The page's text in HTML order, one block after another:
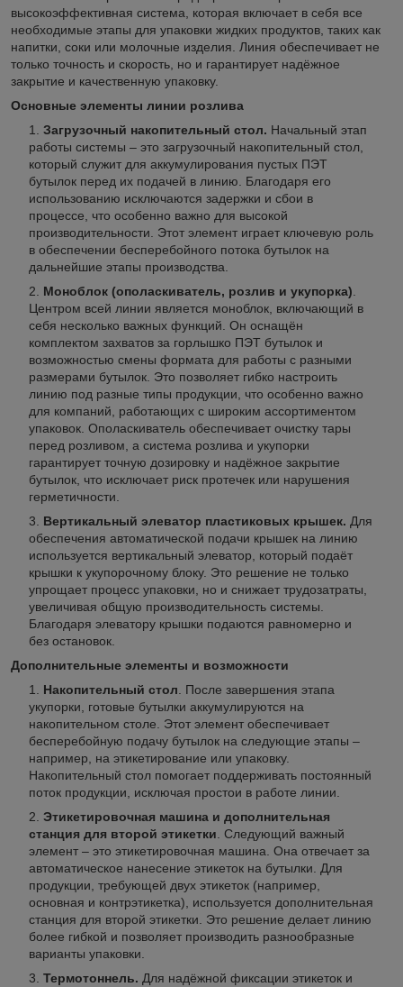
высокоэффективная система, которая включает в себя все
необходимые этапы для упаковки жидких продуктов, таких как
напитки, соки или молочные изделия. Линия обеспечивает не
только точность и скорость, но и гарантирует надёжное
закрытие и качественную упаковку.
Основные элементы линии розлива
Загрузочный накопительный стол. Начальный этап
работы системы – это загрузочный накопительный стол,
который служит для аккумулирования пустых ПЭТ
бутылок перед их подачей в линию. Благодаря его
использованию исключаются задержки и сбои в
процессе, что особенно важно для высокой
производительности. Этот элемент играет ключевую роль
в обеспечении бесперебойного потока бутылок на
дальнейшие этапы производства.
Моноблок (ополаскиватель, розлив и укупорка).
Центром всей линии является моноблок, включающий в
себя несколько важных функций. Он оснащён
комплектом захватов за горлышко ПЭТ бутылок и
возможностью смены формата для работы с разными
размерами бутылок. Это позволяет гибко настроить
линию под разные типы продукции, что особенно важно
для компаний, работающих с широким ассортиментом
упаковок. Ополаскиватель обеспечивает очистку тары
перед розливом, а система розлива и укупорки
гарантирует точную дозировку и надёжное закрытие
бутылок, что исключает риск протечек или нарушения
герметичности.
Вертикальный элеватор пластиковых крышек. Для
обеспечения автоматической подачи крышек на линию
используется вертикальный элеватор, который подаёт
крышки к укупорочному блоку. Это решение не только
упрощает процесс упаковки, но и снижает трудозатраты,
увеличивая общую производительность системы.
Благодаря элеватору крышки подаются равномерно и
без остановок.
Дополнительные элементы и возможности
Накопительный стол. После завершения этапа
укупорки, готовые бутылки аккумулируются на
накопительном столе. Этот элемент обеспечивает
бесперебойную подачу бутылок на следующие этапы –
например, на этикетирование или упаковку.
Накопительный стол помогает поддерживать постоянный
поток продукции, исключая простои в работе линии.
Этикетировочная машина и дополнительная
станция для второй этикетки. Следующий важный
элемент – это этикетировочная машина. Она отвечает за
автоматическое нанесение этикеток на бутылки. Для
продукции, требующей двух этикеток (например,
основная и контрэтикетка), используется дополнительная
станция для второй этикетки. Это решение делает линию
более гибкой и позволяет производить разнообразные
варианты упаковки.
Термотоннель. Для надёжной фиксации этикеток и